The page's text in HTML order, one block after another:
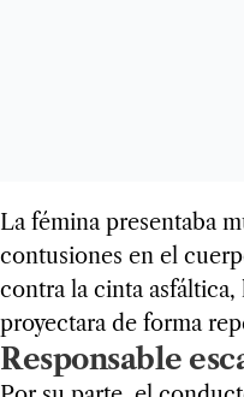
La fémina presentaba
contusiones en el
contra la cinta
proyectara de forma
Responsable